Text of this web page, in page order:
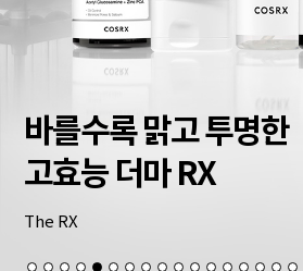
바를수록 맑고 투명한
고효능 더마 RX
The RX